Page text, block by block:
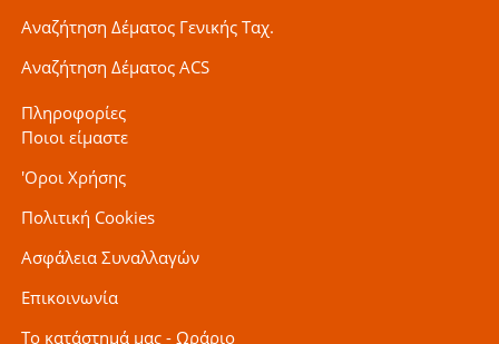
Αναζήτηση Δέματος Γενικής Ταχ.
Αναζήτηση Δέματος ACS
Πληροφορίες
Ποιοι είμαστε
'Οροι Χρήσης
Πολιτική Cookies
Ασφάλεια Συναλλαγών
Επικοινωνία
Το κατάστημά μας - Ωράριο